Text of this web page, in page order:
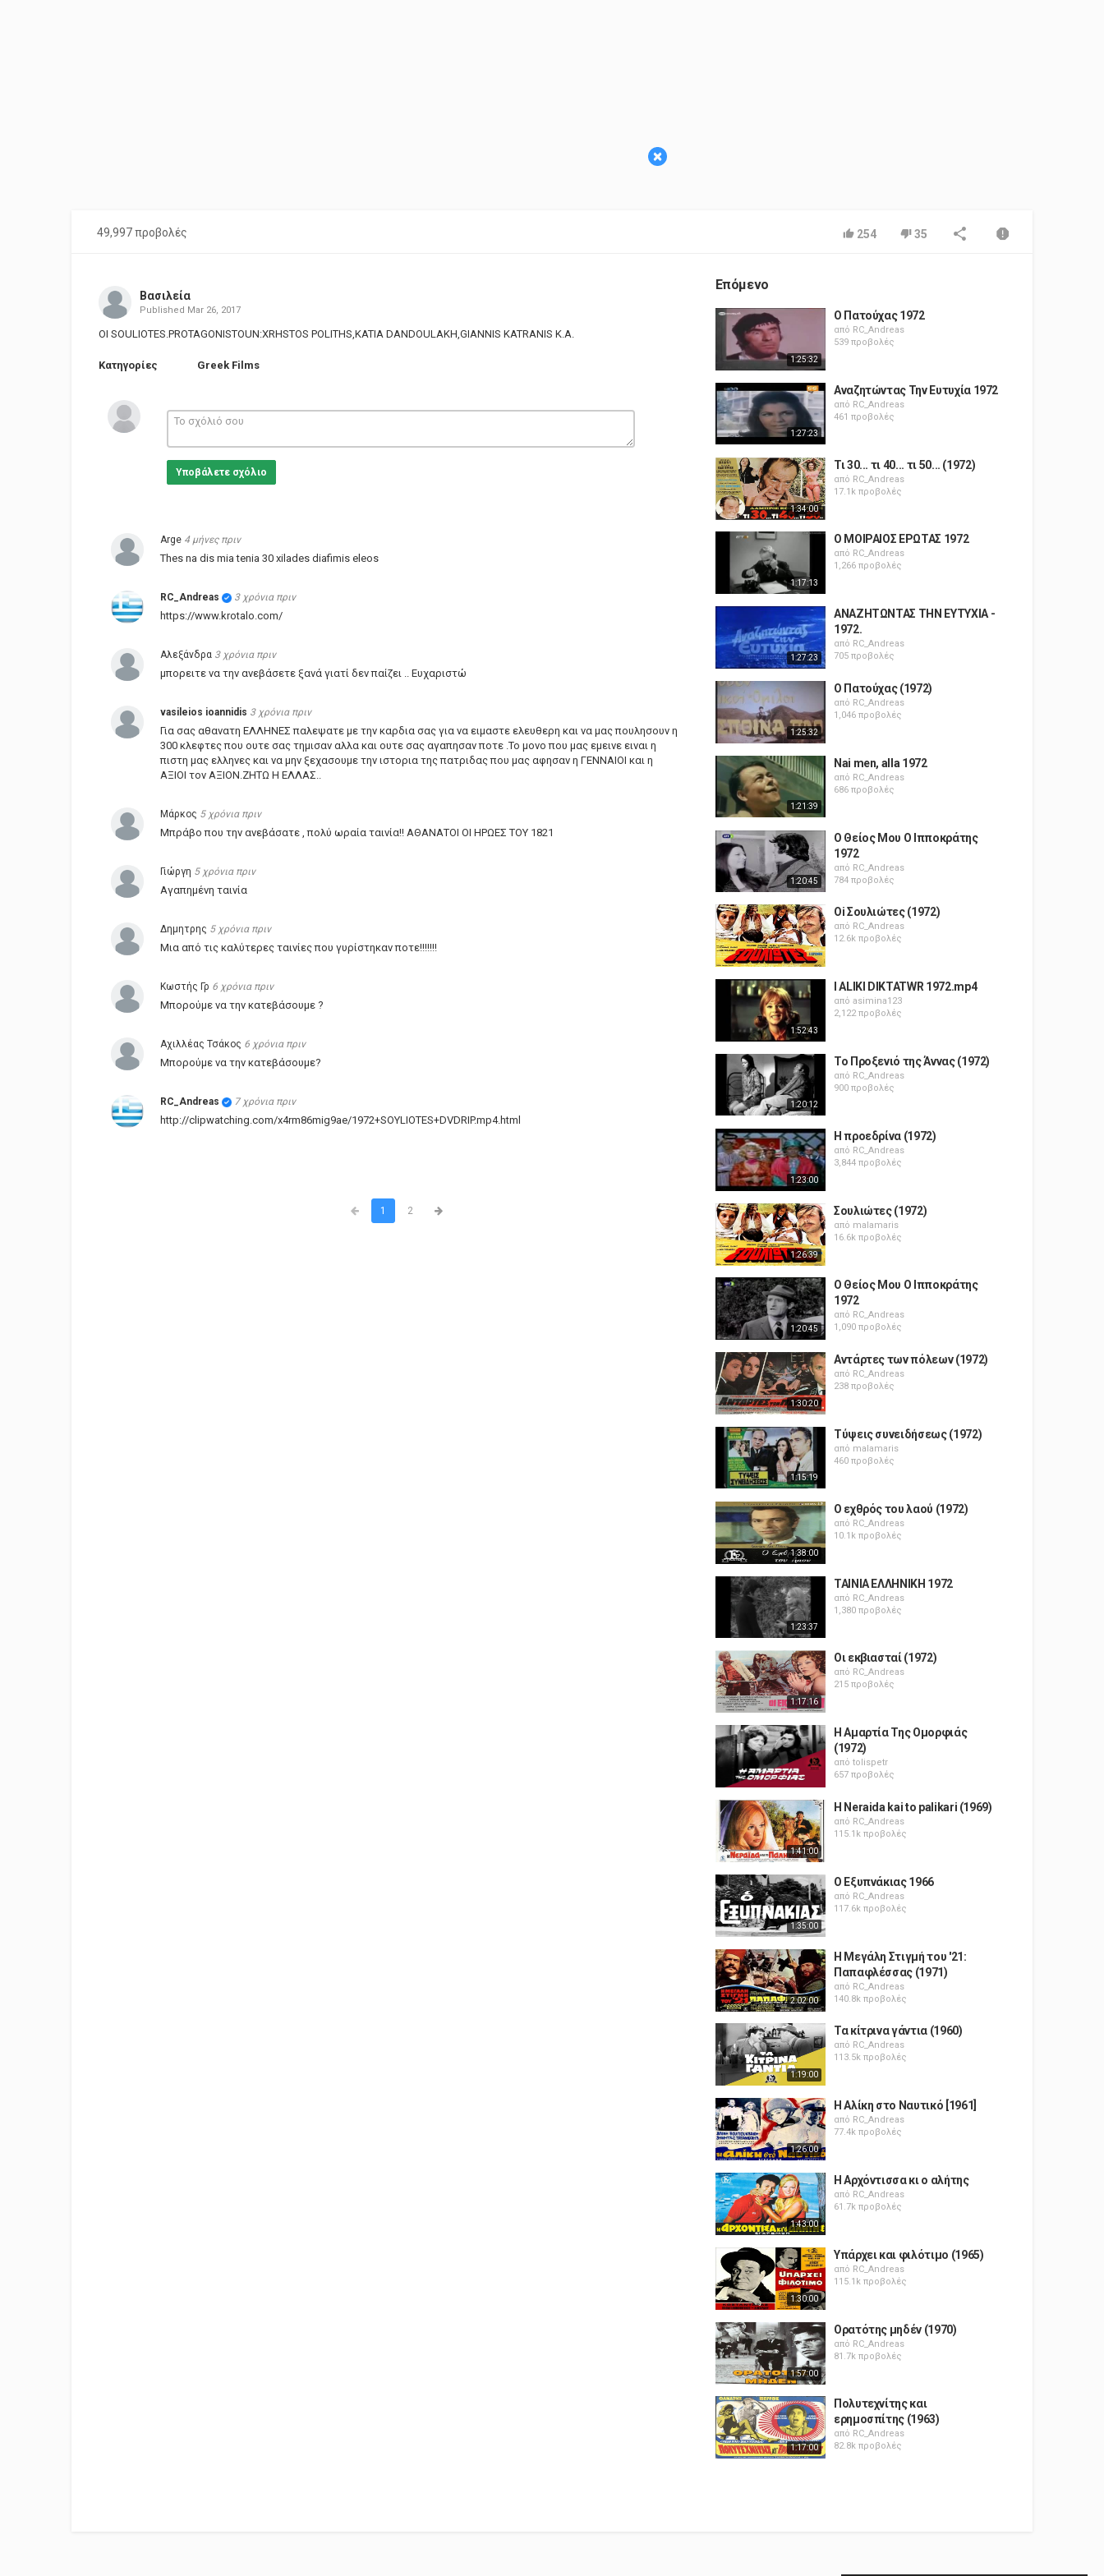
×
49,997 προβολές 254 35
Βασιλεία
Published Mar 26, 2017
OI SOULIOTES.PROTAGONISTOUN:XRHSTOS POLITHS,KATIA DANDOULAKH,GIANNIS KATRANIS K.A.
Κατηγορίες Greek Films
Υποβάλετε σχόλιο
Arge 4 μήνες πριν
Thes na dis mia tenia 30 xilades diafimis eleos
RC_Andreas 3 χρόνια πριν
https://www.krotalo.com/
Αλεξάνδρα 3 χρόνια πριν
μπορειτε να την ανεβάσετε ξανά γιατί δεν παίζει .. Ευχαριστώ
vasileios ioannidis 3 χρόνια πριν
Για σας αθανατη ΕΛΛΗΝΕΣ παλεψατε με την καρδια σας για να ειμαστε ελευθερη και να μας πουλησουν η
300 κλεφτες που ουτε σας τημισαν αλλα και ουτε σας αγαπησαν ποτε .Το μονο που μας εμεινε ειναι η
πιστη μας ελληνες και να μην ξεχασουμε την ιστορια της πατριδας που μας αφησαν η ΓΕΝΝΑΙΟΙ και η
ΑΞΙΟΙ τον ΑΞΙΟΝ.ΖΗΤΩ Η ΕΛΛΑΣ..
Μάρκος 5 χρόνια πριν
Μπράβο που την ανεβάσατε , πολύ ωραία ταινία!! ΑΘΑΝΑΤΟΙ ΟΙ ΗΡΩΕΣ ΤΟΥ 1821
Γιώργη 5 χρόνια πριν
Αγαπημένη ταινία
Δημητρης 5 χρόνια πριν
Μια από τις καλύτερες ταινίες που γυρίστηκαν ποτε!!!!!!!
Κωστής Γρ 6 χρόνια πριν
Μπορούμε να την κατεβάσουμε ?
Αχιλλέας Τσάκος 6 χρόνια πριν
Μπορούμε να την κατεβάσουμε?
RC_Andreas 7 χρόνια πριν
http://clipwatching.com/x4rm86mig9ae/1972+SOYLIOTES+DVDRIP.mp4.html
1 2
Επόμενο
1:25:32
Ο Πατούχας 1972
από RC_Andreas
539 προβολές
1:27:23
Αναζητώντας Την Ευτυχία 1972
από RC_Andreas
461 προβολές
1:34:00
Τι 30... τι 40... τι 50... (1972)
από RC_Andreas
17.1k προβολές
1:17:13
Ο ΜΟΙΡΑΙΟΣ ΕΡΩΤΑΣ 1972
από RC_Andreas
1,266 προβολές
1:27:23
ΑΝΑΖΗΤΩΝΤΑΣ ΤΗΝ ΕΥΤΥΧΙΑ -
1972.
από RC_Andreas
705 προβολές
1:25:32
Ο Πατούχας (1972)
από RC_Andreas
1,046 προβολές
1:21:39
Nai men, alla 1972
από RC_Andreas
686 προβολές
1:20:45
Ο Θείος Μου Ο Ιπποκράτης
1972
από RC_Andreas
784 προβολές
Oi Σουλιώτες (1972)
από RC_Andreas
12.6k προβολές
1:52:43
I ALIKI DIKTATWR 1972.mp4
από asimina123
2,122 προβολές
1:20:12
Το Προξενιό της Άννας (1972)
από RC_Andreas
900 προβολές
1:23:00
Η προεδρίνα (1972)
από RC_Andreas
3,844 προβολές
1:26:39
Σουλιώτες (1972)
από malamaris
16.6k προβολές
1:20:45
Ο Θείος Μου Ο Ιπποκράτης
1972
από RC_Andreas
1,090 προβολές
1:30:20
Αντάρτες των πόλεων (1972)
από RC_Andreas
238 προβολές
1:15:19
Τύψεις συνειδήσεως (1972)
από malamaris
460 προβολές
1:38:00
Ο εχθρός του λαού (1972)
από RC_Andreas
10.1k προβολές
1:23:37
ΤΑΙΝΙΑ ΕΛΛΗΝΙΚΗ 1972
από RC_Andreas
1,380 προβολές
1:17:16
Οι εκβιασταί (1972)
από RC_Andreas
215 προβολές
Η Αμαρτία Της Ομορφιάς
(1972)
από tolispetr
657 προβολές
1:41:00
H Neraida kai to palikari (1969)
από RC_Andreas
115.1k προβολές
1:35:00
Ο Εξυπνάκιας 1966
από RC_Andreas
117.6k προβολές
2:02:00
Η Μεγάλη Στιγμή του '21:
Παπαφλέσσας (1971)
από RC_Andreas
140.8k προβολές
1:19:00
Τα κίτρινα γάντια (1960)
από RC_Andreas
113.5k προβολές
1:26:00
Η Αλίκη στο Ναυτικό [1961]
από RC_Andreas
77.4k προβολές
1:43:00
Η Αρχόντισσα κι ο αλήτης
από RC_Andreas
61.7k προβολές
1:30:00
Υπάρχει και φιλότιμο (1965)
από RC_Andreas
115.1k προβολές
1:57:00
Ορατότης μηδέν (1970)
από RC_Andreas
81.7k προβολές
1:17:00
Πολυτεχνίτης και
ερημοσπίτης (1963)
από RC_Andreas
82.8k προβολές